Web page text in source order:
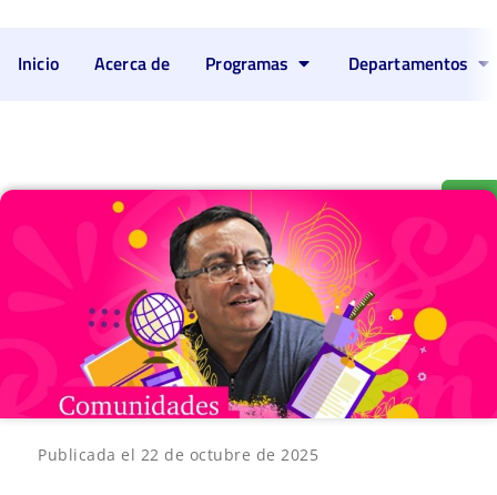
Inicio Acerca de Programas Departamentos
Publicada el 22 de octubre de 2025